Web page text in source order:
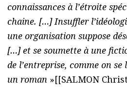
connaissances à l’étroite
chaine. […] Insuffler
une organisation suppose
[…] et se soumette à une
de l’entreprise, comme on
un roman »[[SALMON